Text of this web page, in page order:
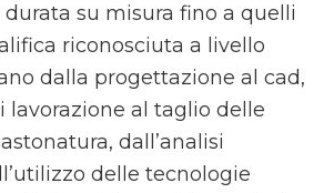
durata su misura fino a quelli
riconosciuta a livello
dalla progettazione al cad,
lavorazione al taglio delle
dall’analisi
delle tecnologie